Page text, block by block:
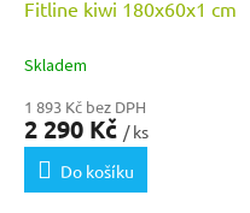
Fitline kiwi 180x60x1 cm
Skladem
1 893 Kč bez DPH
2 290 Kč / ks
Do košíku